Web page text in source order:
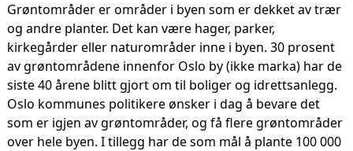
Grøntområder er områder i byen som er dekket av trær
og andre planter. Det kan være hager, parker,
kirkegårder eller naturområder inne i byen. 30 prosent
av grøntområdene innenfor Oslo by (ikke marka) har de
siste 40 årene blitt gjort om til boliger og idrettsanlegg.
Oslo kommunes politikere ønsker i dag å bevare det
som er igjen av grøntområder, og få flere grøntområder
over hele byen. I tillegg har de som mål å plante 100 000